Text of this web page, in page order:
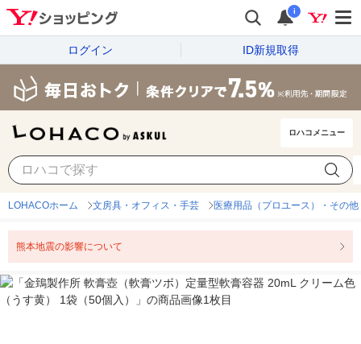
i
ログイン ID新規取得
ロハコメニュー
LOHACOホーム 文房具・オフィス・手芸 医療用品（プロユース）・その他
熊本地震の影響について